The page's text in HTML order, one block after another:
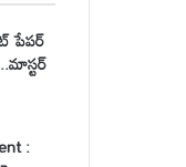
పేపర్
: